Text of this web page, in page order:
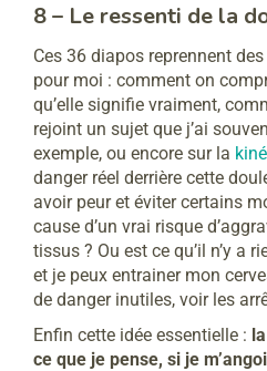
8 – Le ressenti de la
Ces 36 diapos reprennent
pour moi : comment on
qu’elle signifie vraiment,
rejoint un sujet que j’ai
exemple, ou encore sur la
danger réel derrière cette
avoir peur et éviter certains
cause d’un vrai risque
tissus ? Ou est ce qu’il n’y a
et je peux entrainer mon
de danger inutiles, voir les
Enfin cette idée essentielle :
ce que je pense, si je